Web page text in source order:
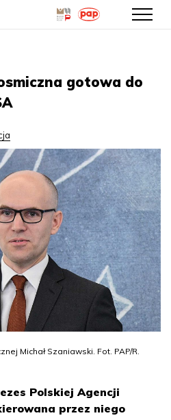
treści
gotowa do
Michał Szaniawski. Fot. PAP/R.
Polskiej Agencji
przez niego